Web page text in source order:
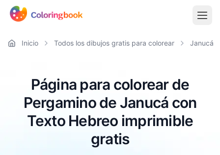
Inicio Todos los dibujos gratis para colorear Janucá
Página para colorear de
Pergamino de Janucá con
Texto Hebreo imprimible
gratis